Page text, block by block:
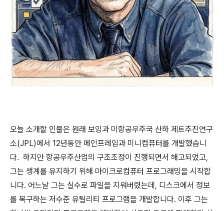
오늘 소개할 인물은 원래 보잉과 미항공우주국 산하 제트추진연구
소(JPL)에서 12년동안 메인프레임과 미니컴퓨터를 개발했습니
다. 하지만 항공우주산업의 구조조정이 진행되면서 해고되었고,
그는 생계를 유지하기 위해 마이크로컴퓨터 프로그래밍을 시작합
니다. 어느날 그는 실수로 파일을 지워버렸는데, 디스크에서 정보
를 복구하는 저수준 유틸리티 프로그램을 개발합니다. 이후 그는